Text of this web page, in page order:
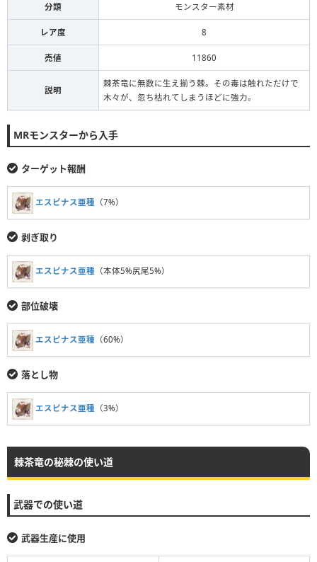
分類 モンスター素材
レア度 8
売値 11860
説明
棘茶竜に無数に生え揃う棘。その毒は触れただけで
木々が、忽ち枯れてしまうほどに強力。
MRモンスターから入手
ターゲット報酬
エスピナス亜種 （7%）
剥ぎ取り
エスピナス亜種 （本体5%尻尾5%）
部位破壊
エスピナス亜種 （60%）
落とし物
エスピナス亜種 （3%）
棘茶竜の秘棘の使い道
武器での使い道
武器生産に使用